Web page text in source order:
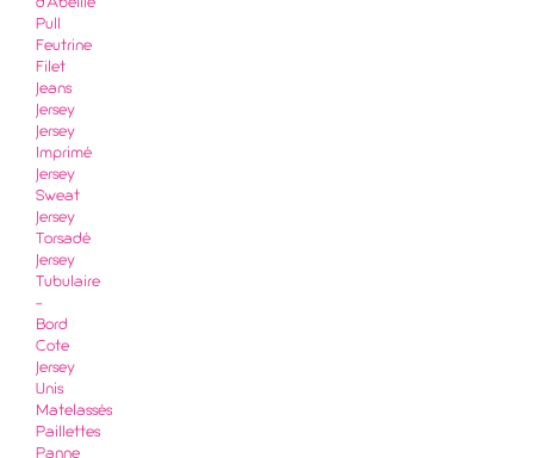
d'Abeille
Pull
Feutrine
Filet
Jeans
Jersey
Jersey
Imprimé
Jersey
Sweat
Jersey
Torsadé
Jersey
Tubulaire
-
Bord
Cote
Jersey
Unis
Matelassés
Paillettes
Panne